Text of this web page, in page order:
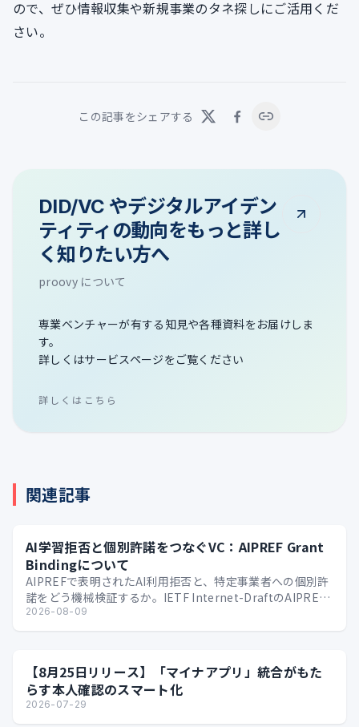
ので、ぜひ情報収集や新規事業のタネ探しにご活用くだ
さい。
この記事をシェアする
DID/VC やデジタルアイデン
ティティの動向をもっと詳し
く知りたい方へ
proovy について
専業ベンチャーが有する知見や各種資料をお届けしま
す。
詳しくはサービスページをご覧ください
詳しくはこちら
関連記事
AI学習拒否と個別許諾をつなぐVC：AIPREF Grant
Bindingについて
AIPREFで表明されたAI利用拒否と、特定事業者への個別許
諾をどう機械検証するか。IETF Internet-DraftのAIPREF
Grant Bindi…
2026-08-09
【8月25日リリース】「マイナアプリ」統合がもた
らす本人確認のスマート化
2026-07-29